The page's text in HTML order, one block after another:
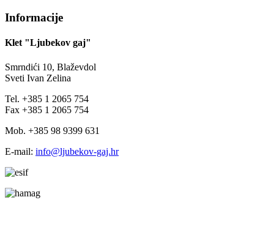
Informacije
Klet "Ljubekov gaj"
Smrndići 10, Blaževdol
Sveti Ivan Zelina
Tel. +385 1 2065 754
Fax +385 1 2065 754
Mob. +385 98 9399 631
E-mail: info@ljubekov-gaj.hr